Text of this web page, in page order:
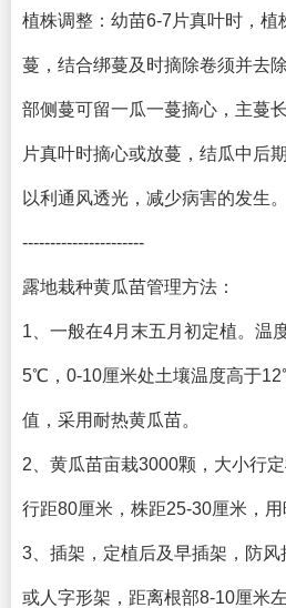
植株调整：幼苗6-7片真叶时，植
蔓，结合绑蔓及时摘除卷须并去
部侧蔓可留一瓜一蔓摘心，主蔓
片真叶时摘心或放蔓，结瓜中后
以利通风透光，减少病害的发生。
----------------------
露地栽种黄瓜苗管理方法：
1、一般在4月末五月初定植。温
5℃，0-10厘米处土壤温度高于
值，采用耐热黄瓜苗。
2、黄瓜苗亩栽3000颗，大小行
行距80厘米，株距25-30厘米，用
3、插架，定植后及早插架，防
或人字形架，距离根部8-10厘米左